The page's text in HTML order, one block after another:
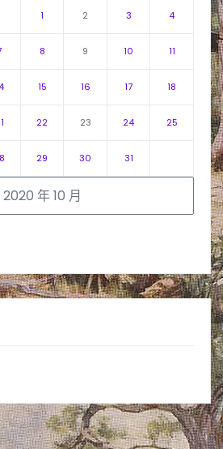
2020 年 10 月
1 2 3 4
8 9 10 11
15 16 17 18
22 23 24 25
29 30 31